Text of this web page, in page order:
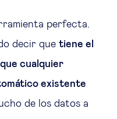
perfecta.
decir que tiene el
cualquier
existente
de los datos a